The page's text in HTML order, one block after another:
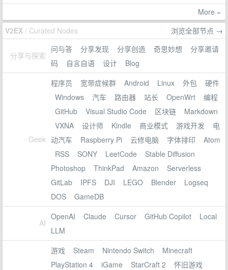
More »
V2EX / Curated Nodes 浏览全部节点 →
分享与探索
问与答 分享发现 分享创造 奇思妙想
分享邀请
码
自言自语 设计 Blog
Geek
程序员 宽带症候群 Android Linux 外包
硬件
Windows
汽车 路由器 站长 OpenWrt
编程
GitHub
Visual Studio Code 区块链
Markdown
VXNA
设计师 Kindle 商业模式 游戏开发
电
动汽车
Raspberry Pi 云修电脑 字体排印
Atom
RSS
SONY LeetCode
Stable Diffusion
Photoshop
ThinkPad Amazon
Serverless
GitLab
IPFS DJI LEGO Blender
Logseq
DOS
GameDB
AI
OpenAI Claude Cursor GitHub Copilot
Local
LLM
游戏 Steam Nintendo Switch
Minecraft
PlayStation 4
iGame StarCraft 2
怀旧游戏